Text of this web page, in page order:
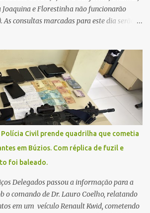
e Florestinha não funcionarão
consultas marcadas para este dia serão
de toda população, pois se trata de
que foge ao controle da administração
Civil prende quadrilha que cometia
em Búzios. Com réplica de fuzil e
foi baleado.
Delegados passou a informação para a
o comando de Dr. Lauro Coelho, relatando
em um veículo Renault Kwid, cometendo